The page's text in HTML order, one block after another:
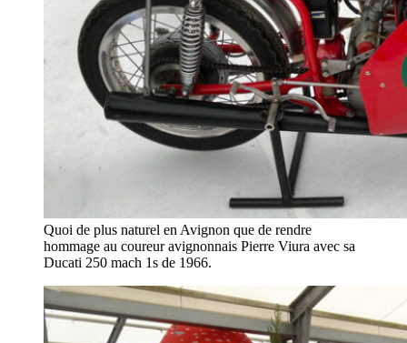
Quoi de plus naturel en Avignon que de rendre
hommage au coureur avignonnais Pierre Viura avec sa
Ducati 250 mach 1s de 1966.